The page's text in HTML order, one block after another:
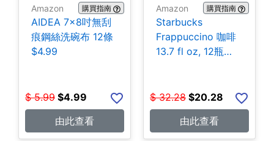
Amazon 購買指南
AIDEA 7×8吋無刮
痕鋼絲洗碗布 12條
$4.99
$ 5.99 $4.99
由此查看
Amazon 購買指南
Starbucks
Frappuccino 咖啡
13.7 fl oz, 12瓶
$ 32.28 $20.28
由此查看